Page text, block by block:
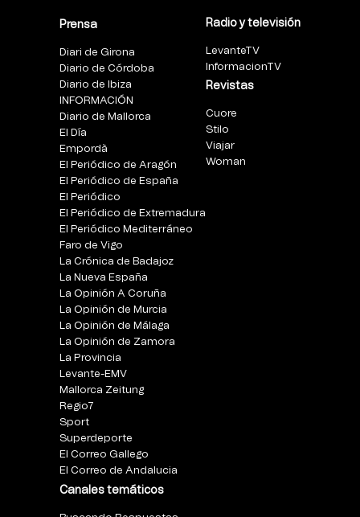
Prensa
Diari de Girona
Diario de Córdoba
Diario de Ibiza
INFORMACIÓN
Diario de Mallorca
El Día
Empordà
El Periódico de Aragón
El Periódico de España
El Periódico
El Periódico de Extremadura
El Periódico Mediterráneo
Faro de Vigo
La Crónica de Badajoz
La Nueva España
La Opinión A Coruña
La Opinión de Murcia
La Opinión de Málaga
La Opinión de Zamora
La Provincia
Levante-EMV
Mallorca Zeitung
Regio7
Sport
Superdeporte
El Correo Gallego
El Correo de Andalucia
Canales temáticos
Radio y televisión
LevanteTV
InformacionTV
Revistas
Cuore
Stilo
Viajar
Woman